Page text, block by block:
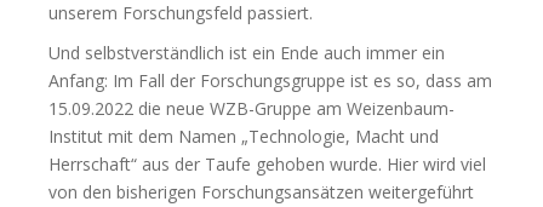
unserem Forschungsfeld passiert.
Und selbstverständlich ist ein Ende auch immer ein
Anfang: Im Fall der Forschungsgruppe ist es so, dass am
15.09.2022 die neue WZB-Gruppe am Weizenbaum-
Institut mit dem Namen „Technologie, Macht und
Herrschaft“ aus der Taufe gehoben wurde. Hier wird viel
von den bisherigen Forschungsansätzen weitergeführt